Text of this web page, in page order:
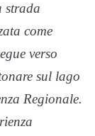
strada
come
verso
sul lago
Regionale.